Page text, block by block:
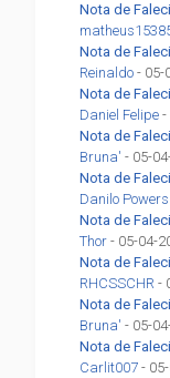
Nota de
Nota de
Reinaldo - 05-
Nota de
Daniel Felipe -
Nota de
Bruna' - 05-
Nota de
Danilo Powers
Nota de
Thor - 05-04-
Nota de
RHCSSCHR -
Nota de
Bruna' - 05-
Nota de
Carlit007 -